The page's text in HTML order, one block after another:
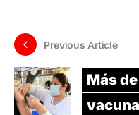
Previous Article
Más